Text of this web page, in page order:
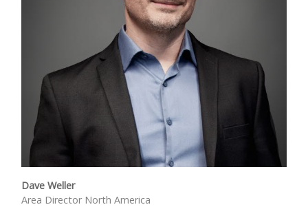
Dave Weller
Area Director North America